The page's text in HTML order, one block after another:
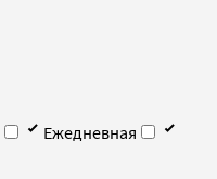
Ежедневная